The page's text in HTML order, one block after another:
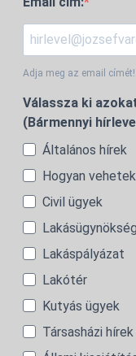
Adja meg az email címét!
Válassza ki
(Bármennyi
Általános hírek
Hogyan
Civil ügyek
Lakásügynökség
Lakáspályázat
Lakótér
Kutyás ügyek
Társasházi hírek